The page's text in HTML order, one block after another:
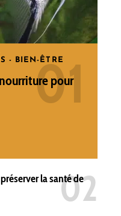
- BIEN-ÊTRE
pour
la santé de